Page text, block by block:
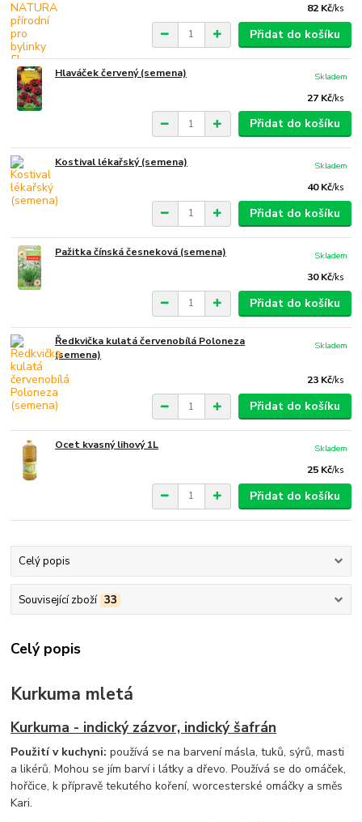
82 Kč/ks
Přidat do košíku
Hlaváček červený (semena)
27 Kč/ks
Skladem
Přidat do košíku
Kostival lékařský (semena)
40 Kč/ks
Skladem
Přidat do košíku
Pažitka čínská česneková (semena)
30 Kč/ks
Skladem
Přidat do košíku
Ředkvička kulatá červenobílá Poloneza
(semena)
23 Kč/ks
Skladem
Přidat do košíku
Ocet kvasný lihový 1L
25 Kč/ks
Skladem
Přidat do košíku
Celý popis
Související zboží 33
Celý popis
Kurkuma mletá
Kurkuma - indický zázvor, indický šafrán
Použití v kuchyni: používá se na barvení másla, tuků, sýrů, masti
a likérů. Mohou se jím barví i látky a dřevo. Používá se do omáček,
hořčice, k přípravě tekutého koření, worcesterské omáčky a směs
Kari.